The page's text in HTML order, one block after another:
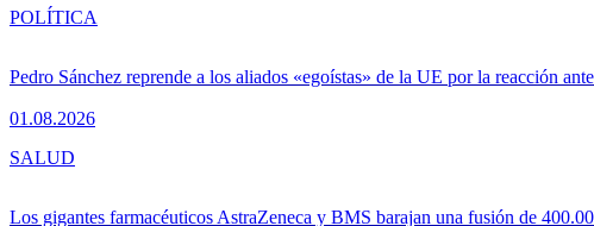
Pedro Sánchez reprende a los aliados «egoístas» de la UE por la reacción
01.08.2026
POLÍTICA
Los gigantes farmacéuticos AstraZeneca y BMS barajan una fusión de
SALUD